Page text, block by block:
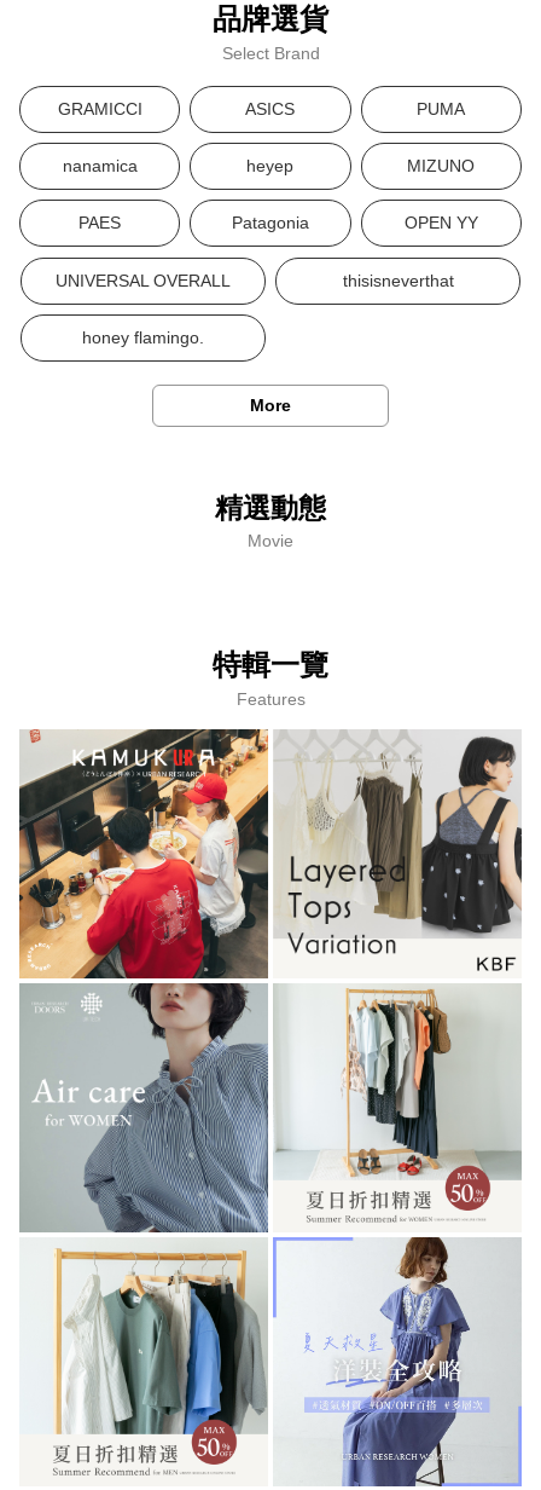
品牌選貨
Select Brand
GRAMICCI ASICS PUMA
nanamica heyep MIZUNO
PAES Patagonia OPEN YY
UNIVERSAL OVERALL thisisneverthat
honey flamingo.
More
精選動態
Movie
特輯一覽
Features